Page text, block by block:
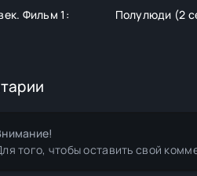
Фильм 1:
Полулюди (2
того, чтобы оставить свой